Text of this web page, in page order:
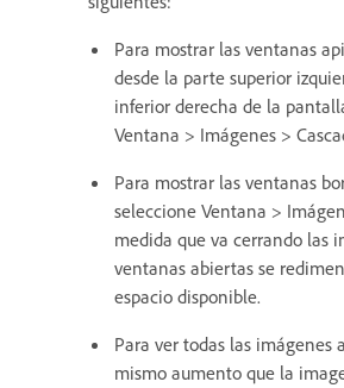
Para mostrar las ventanas
desde la parte superior
inferior derecha de la
Ventana > Imágenes >
Para mostrar las ventanas
seleccione Ventana >
medida que va cerrando las
ventanas abiertas se
espacio disponible.
Para ver todas las imágenes
mismo aumento que la